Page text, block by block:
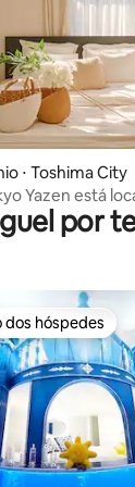
de 5, 140
⋅ Toshima City
Yazen está
· Direto
| Confortável e
por
dos hóspedes
dos hóspedes